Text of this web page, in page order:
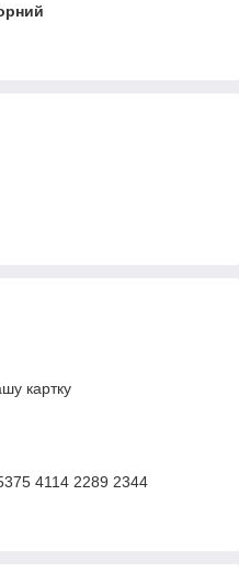
картку
4114 2289 2344